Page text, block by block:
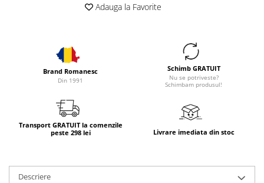
Adauga la Favorite
Brand Romanesc
Din 1991
Schimb GRATUIT
Nu se potriveste?
Schimbam produsul!
Transport GRATUIT la comenzile
peste 298 lei
Livrare imediata din stoc
Descriere